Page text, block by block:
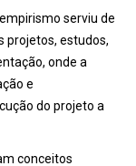
serviu de
projetos, estudos,
onde a
e
do projeto a
conceitos